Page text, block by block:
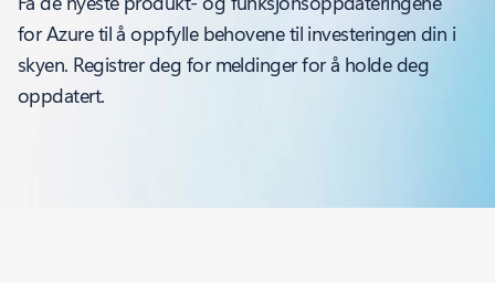
for Azure til å oppfylle behovene til investeringen din i
skyen. Registrer deg for meldinger for å holde deg
oppdatert.